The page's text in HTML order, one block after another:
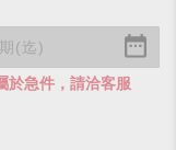
於急件，請洽客服